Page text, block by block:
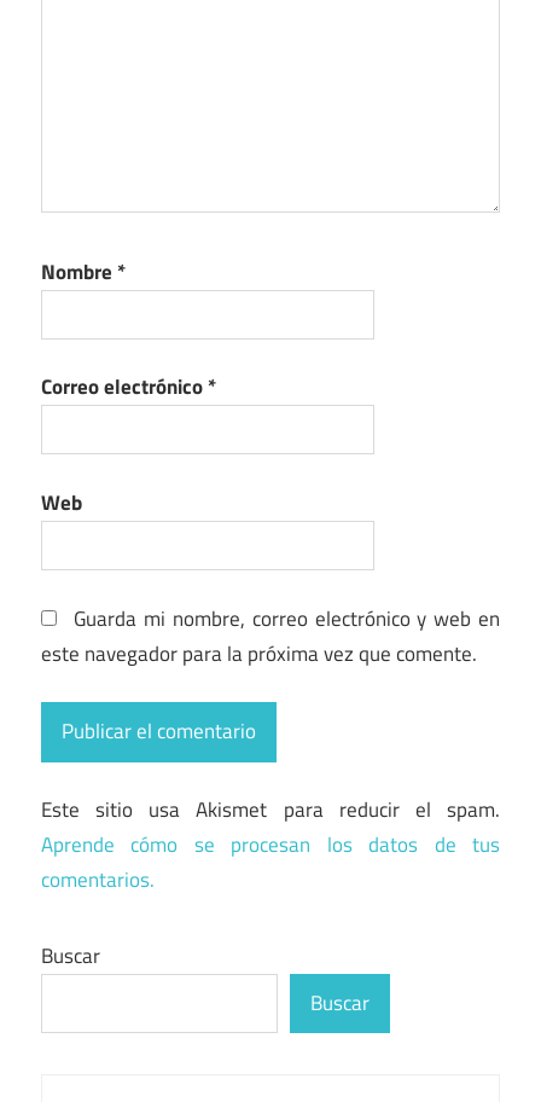
Nombre *
Correo electrónico*
Web
Guarda mi nombre, correo electrónico y web en
este navegador para la próxima vez que comente.
Este sitio usa Akismet para reducir el spam.
Aprende cómo se procesan los datos de tus
comentarios.
Buscar
Buscar